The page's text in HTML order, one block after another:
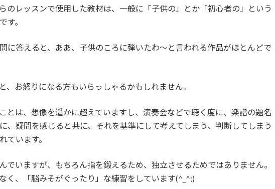
のレッスンで使用した教材は、一般に「子供の」とか「初心者の」という
す。
に答えると、ああ、子供のころに弾いたわ～と言われる作品がほとんどで
、お怒りになる方もいらっしゃるかもしれません。
とは、想像を遥かに超えていますし、演奏会などで聴く度に、楽譜の題名
、疑問を感じると共に、それを基準にして考えてしまう、判断してしまう
ています。
でいますが、もちろん指を鍛えるため、独立させるためではありません。
く、「脳みそがぐったり」な練習をしています(^_^;)